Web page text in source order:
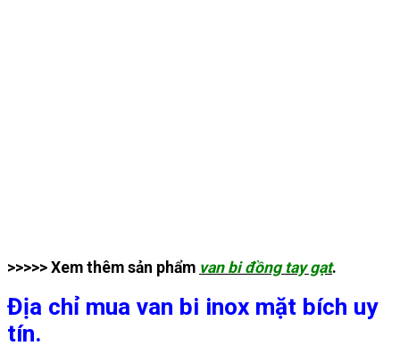
>>>>> Xem thêm sản phẩm van bi đồng tay gạt.
Địa chỉ mua van bi inox mặt bích uy
tín.